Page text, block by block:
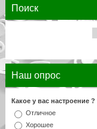
Поиск
Наш опрос
Какое у вас настроение ?
Отличное
Хорошее